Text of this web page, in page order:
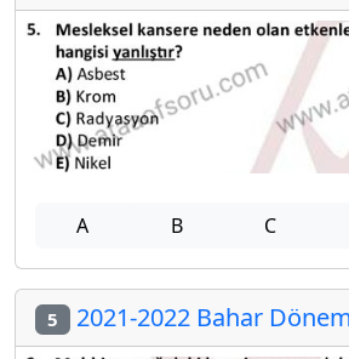
A B C
5 2021-2022 Bahar